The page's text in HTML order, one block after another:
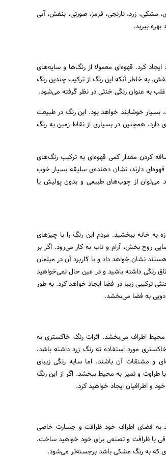
مشکی، زرد، نارنجی، قرمز، صورتی، بنفش، آبی
ببرید.
کرد. قهوه‌ای معمولا از رنگ‌ها و سایه‌های
به خاطر آنکه این رنگ از ترکیب چندین رنگ
به عنوان رنگی خنثی در نظر گرفته می‌شود.
بسیار خوشایند خواهد بود. این رنگ در طبیعت
دارد، همچنین در بسیاری از نقاط زمین به رنگ
کردن مقدار کمی قهوه‌‌ای به ترکیب رنگ‌های
دارند، نشان دهنده‌ی سلیقه بسیار خوب
می‌توان از چوب‌های طبیعی و بدون پولیش یا
به خانه ببخشید. مردم این رنگ را با چیزهای
روح بخش، آرام و ناب به کار می‌رود. اگر بر
هستند نشان خواهد داد و با کاربرد آن در مبلمان
رنگی داشته باشید و در عین حال نمی‌خواهید
ترکیبی زیبا در فضا ایجاد خواهد کرد. به طور
به فضا می‌بخشد.
اطراف می‌بخشد. اثرات رنگ خاکستری به
مورد استفاده ته رنگ زرد داشته باشد،
و مشتقات آن باشند. اما سایه رنگی زیبای
و تمیز به محیط ببخشد. اگر از این رنگ
و اطرافیان ایجاد خواهید کرد.
به فضای اطراف خود ظرافت و جسارت خاصی
با ظرافت و تصنعی برای خود خواهید ساخت.
که به رنگ مشکی باشد برجسته‌تر می‌شود.